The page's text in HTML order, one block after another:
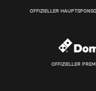
OFFIZIELLER
OFFIZIELLER